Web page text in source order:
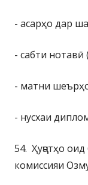
- асарҳо дар
- сабти нотавӣ
- матни
- нусхаи
54. Ҳуҷҷатҳо
комиссияи